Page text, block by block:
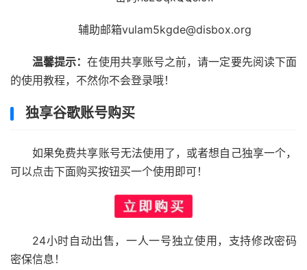
辅助邮箱vulam5kgde@disbox.org
温馨提示：在使用共享账号之前，请一定要先阅读下面
的使用教程，不然你不会登录哦！
独享谷歌账号购买
如果免费共享账号无法使用了，或者想自己独享一个，
可以点击下面购买按钮买一个使用即可！
24小时自动出售，一人一号独立使用，支持修改密码
密保信息！